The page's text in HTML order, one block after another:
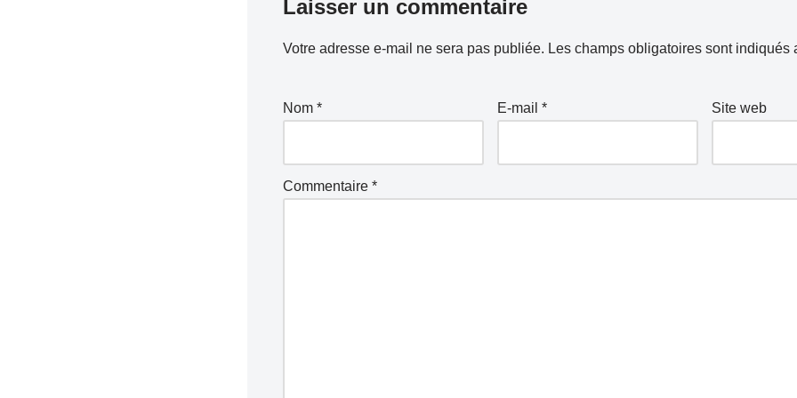
Laisser un commentaire
Votre adresse e-mail ne sera pas publiée. Les champs obligatoires sont indiqués
Nom * E-mail * Site web
Commentaire *